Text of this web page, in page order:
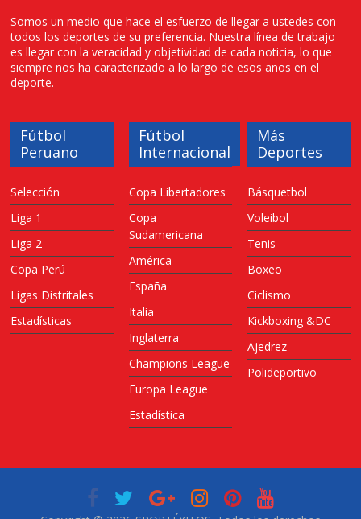
Somos un medio que hace el esfuerzo de llegar a ustedes con
todos los deportes de su preferencia. Nuestra línea de trabajo
es llegar con la veracidad y objetividad de cada noticia, lo que
siempre nos ha caracterizado a lo largo de esos años en el
deporte.
Fútbol
Peruano
Selección
Liga 1
Liga 2
Copa Perú
Ligas Distritales
Estadísticas
Fútbol
Internacional
Copa Libertadores
Copa
Sudamericana
América
España
Italia
Inglaterra
Champions League
Europa League
Estadística
Más
Deportes
Básquetbol
Voleibol
Tenis
Boxeo
Ciclismo
Kickboxing &DC
Ajedrez
Polideportivo